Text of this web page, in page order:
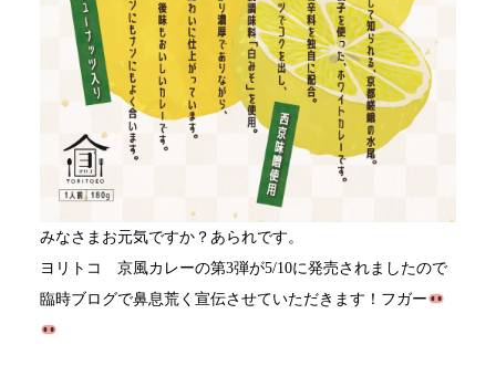
みなさまお元気ですか？あられです。
ヨリトコ 京風カレーの第3弾が5/10に発売されましたので
臨時ブログで鼻息荒く宣伝させていただきます！フガー